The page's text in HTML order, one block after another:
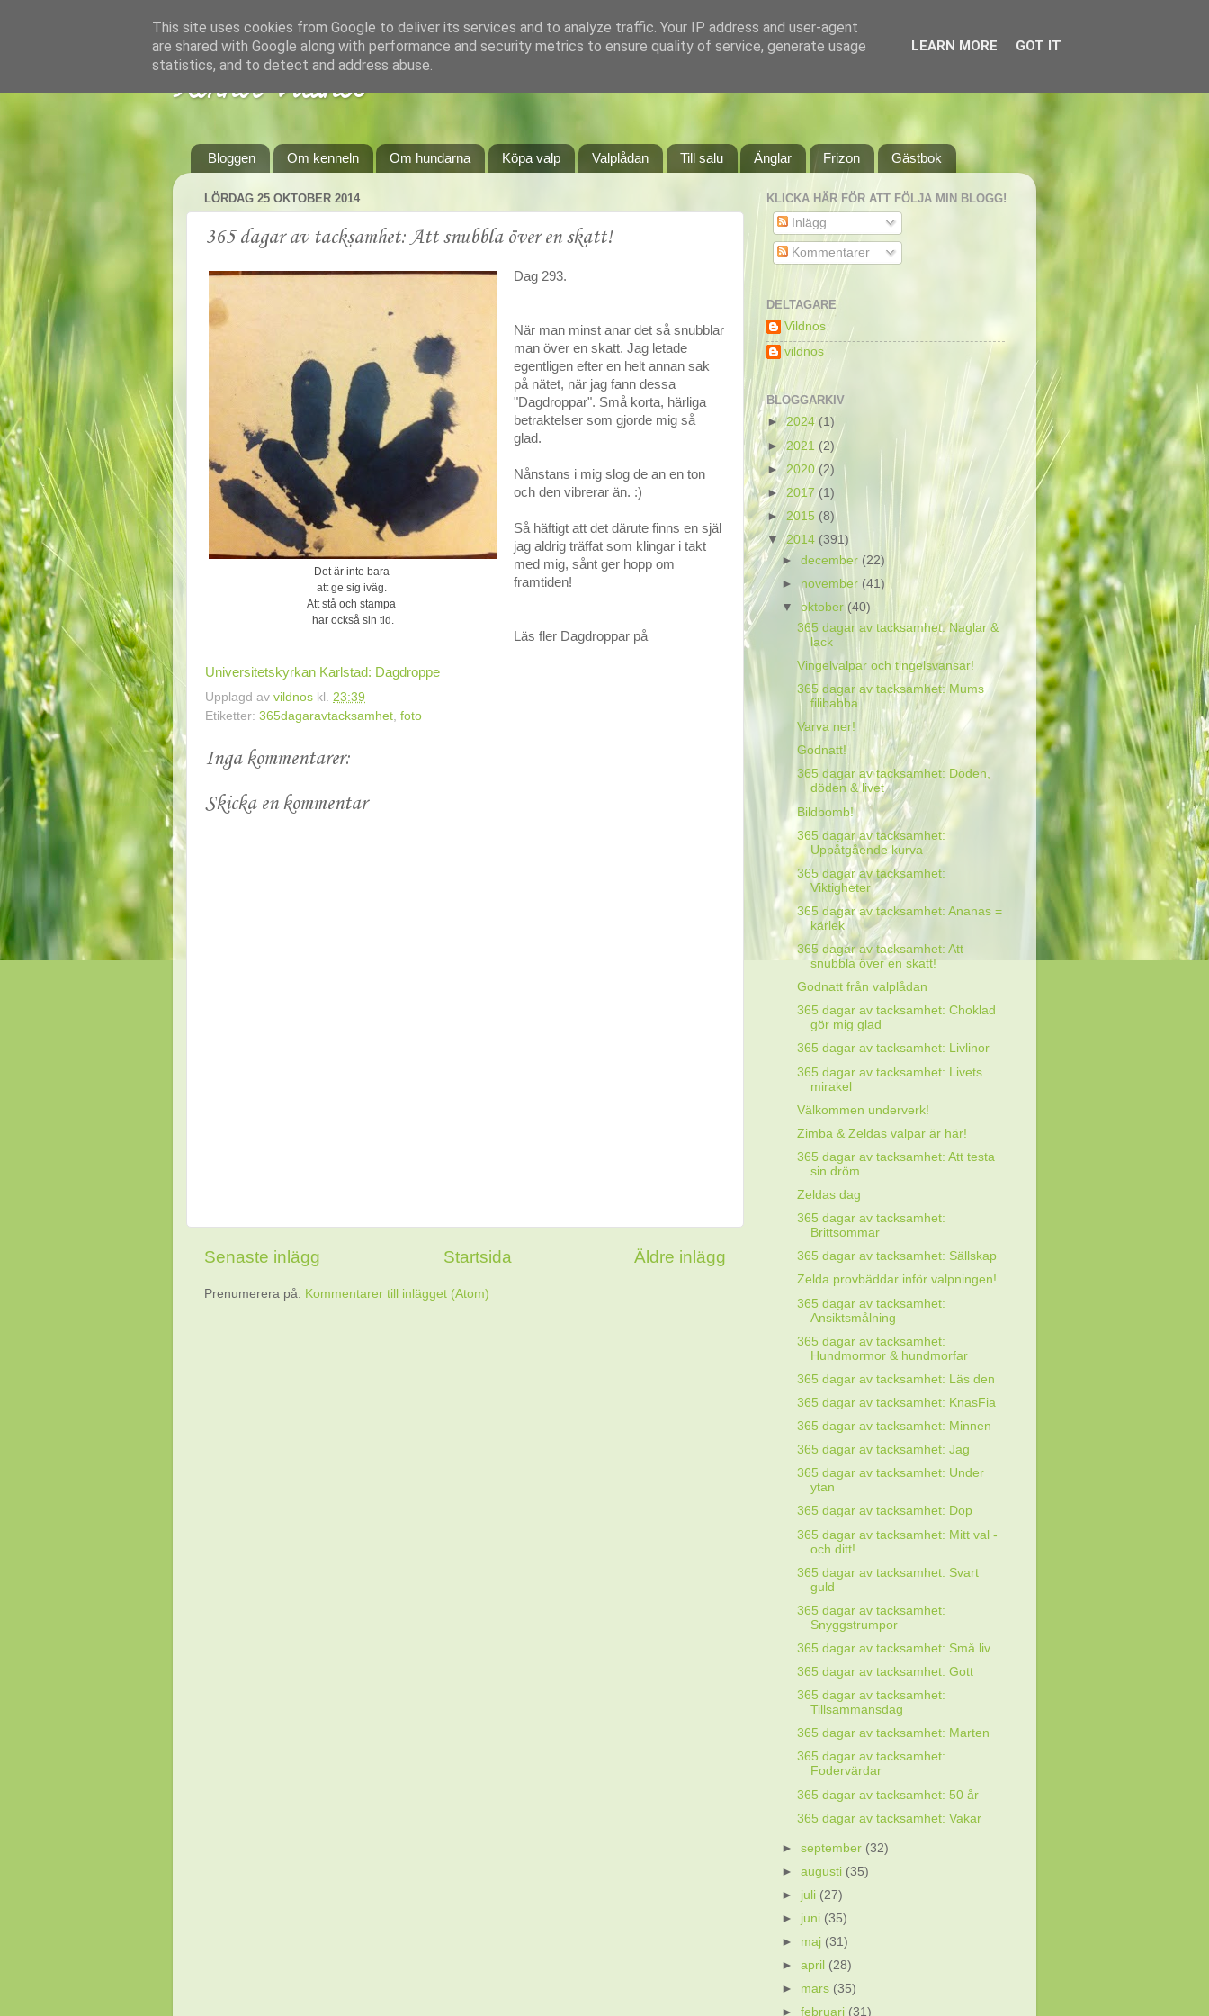
Kennel Vildnos
Bloggen Om kenneln Om hundarna Köpa valp Valplådan Till salu Änglar Frizon Gästbok
LÖRDAG 25 OKTOBER 2014
365 dagar av tacksamhet: Att snubbla över en skatt!
Det är inte bara
att ge sig iväg.
Att stå och stampa
har också sin tid.
Dag 293.
När man minst anar det så snubblar
man över en skatt. Jag letade
egentligen efter en helt annan sak
på nätet, när jag fann dessa
"Dagdroppar". Små korta, härliga
betraktelser som gjorde mig så
glad.
Nånstans i mig slog de an en ton
och den vibrerar än. :)
Så häftigt att det därute finns en själ
jag aldrig träffat som klingar i takt
med mig, sånt ger hopp om
framtiden!
Läs fler Dagdroppar på
Universitetskyrkan Karlstad: Dagdroppe
Upplagd av vildnos kl. 23:39
Etiketter: 365dagaravtacksamhet foto
Inga kommentarer:
Skicka en kommentar
Senaste inlägg Äldre inlägg
Startsida
Prenumerera på: Kommentarer till inlägget (Atom)
KLICKA HÄR FÖR ATT FÖLJA MIN BLOGG!
Inlägg
Kommentarer
DELTAGARE
Vildnos
vildnos
BLOGGARKIV
►2024 (1)
►2021 (2)
► 2020 (2)
► 2017(1)
► 2015 (8)
▼2014 (391)
►december (22)
► november (41)
▼oktober (40)
365 dagar av tacksamhet: Naglar &
lack
Vingelvalpar och tingelsvansar!
365 dagar av tacksamhet: Mums
filibabba
Varva ner!
Godnatt!
365 dagar av tacksamhet: Döden,
döden & livet
Bildbomb!
365 dagar av tacksamhet:
Uppåtgående kurva
365 dagar av tacksamhet:
Viktigheter
365 dagar av tacksamhet: Ananas =
kärlek
365 dagar av tacksamhet: Att
snubbla över en skatt!
Godnatt från valplådan
365 dagar av tacksamhet: Choklad
gör mig glad
365 dagar av tacksamhet: Livlinor
365 dagar av tacksamhet: Livets
mirakel
Välkommen underverk!
Zimba & Zeldas valpar är här!
365 dagar av tacksamhet: Att testa
sin dröm
Zeldas dag
365 dagar av tacksamhet:
Brittsommar
365 dagar av tacksamhet: Sällskap
Zelda provbäddar inför valpningen!
365 dagar av tacksamhet:
Ansiktsmålning
365 dagar av tacksamhet:
Hundmormor & hundmorfar
365 dagar av tacksamhet: Läs den
365 dagar av tacksamhet: KnasFia
365 dagar av tacksamhet: Minnen
365 dagar av tacksamhet: Jag
365 dagar av tacksamhet: Under
ytan
365 dagar av tacksamhet: Dop
365 dagar av tacksamhet: Mitt val -
och ditt!
365 dagar av tacksamhet: Svart
guld
365 dagar av tacksamhet:
Snyggstrumpor
365 dagar av tacksamhet: Små liv
365 dagar av tacksamhet: Gott
365 dagar av tacksamhet:
Tillsammansdag
365 dagar av tacksamhet: Marten
365 dagar av tacksamhet:
Fodervärdar
365 dagar av tacksamhet: 50 år
365 dagar av tacksamhet: Vakar
►september (32)
►augusti (35)
► juli (27)
► juni (35)
► maj (31)
►april (28)
► mars (35)
►februari (31)
This site uses cookies from Google to deliver its services and to analyze traffic. Your IP address and user-agent
are shared with Google along with performance and security metrics to ensure quality of service, generate usage
statistics, and to detect and address abuse.
LEARN MORE GOT IT